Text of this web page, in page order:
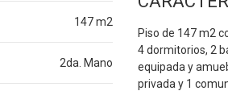
147 m2
2da. Mano
Piso de 147 m2
4 dormitorios, 2
equipada y
privada y 1